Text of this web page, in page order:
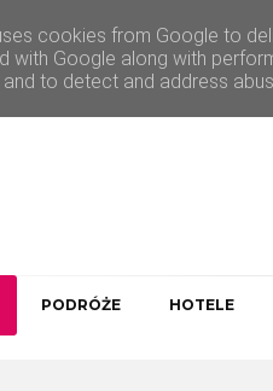
PODRÓŻE HOTELE
cookies from Google to
with Google along with
to detect and address